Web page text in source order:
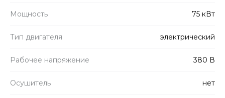
Мощность 75 кВт
Тип двигателя электрический
Рабочее напряжение 380 В
Осушитель нет